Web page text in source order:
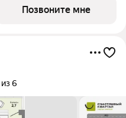
сочетается с более
О проекте:
Позвоните мне
6